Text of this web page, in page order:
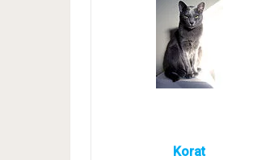
Korat